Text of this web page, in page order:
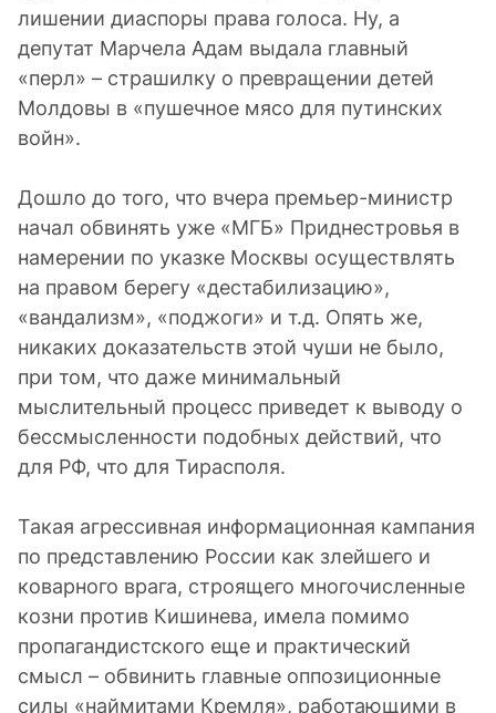
лишении диаспоры права голоса. Ну, а
депутат Марчела Адам выдала главный
«перл» – страшилку о превращении детей
Молдовы в «пушечное мясо для путинских
войн».
Дошло до того, что вчера премьер-министр
начал обвинять уже «МГБ» Приднестровья в
намерении по указке Москвы осуществлять
на правом берегу «дестабилизацию»,
«вандализм», «поджоги» и т.д. Опять же,
никаких доказательств этой чуши не было,
при том, что даже минимальный
мыслительный процесс приведет к выводу о
бессмысленности подобных действий, что
для РФ, что для Тирасполя.
Такая агрессивная информационная кампания
по представлению России как злейшего и
коварного врага, строящего многочисленные
козни против Кишинева, имела помимо
пропагандистского еще и практический
смысл – обвинить главные оппозиционные
силы «наймитами Кремля», работающими в